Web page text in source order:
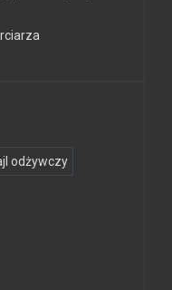
odżywczy